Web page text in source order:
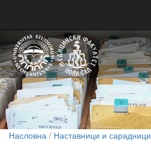
Насловна / Наставници и сарадници